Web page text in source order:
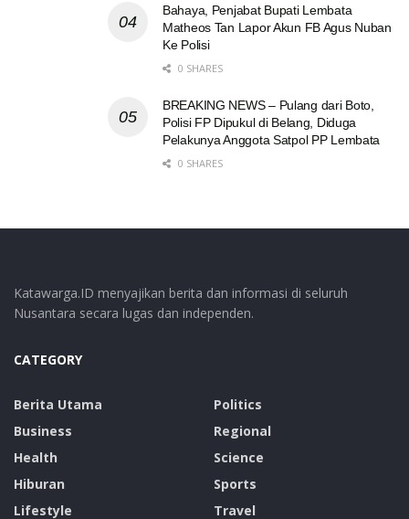
Bahaya, Penjabat Bupati Lembata
Matheos Tan Lapor Akun FB Agus Nuban
Ke Polisi
0 SHARES
BREAKING NEWS – Pulang dari Boto,
Polisi FP Dipukul di Belang, Diduga
Pelakunya Anggota Satpol PP Lembata
0 SHARES
Katawarga.ID menyajikan berita dan informasi di seluruh
Nusantara secara lugas dan independen.
CATEGORY
Berita Utama
Business
Health
Hiburan
Lifestyle
Politics
Regional
Science
Sports
Travel